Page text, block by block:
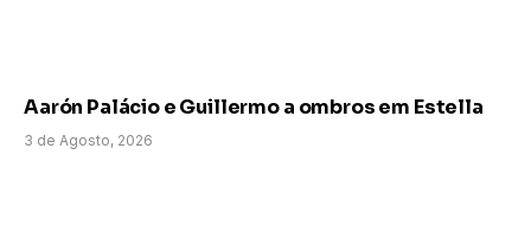
Aarón Palácio e Guillermo a ombros em Estella
3 de Agosto, 2026